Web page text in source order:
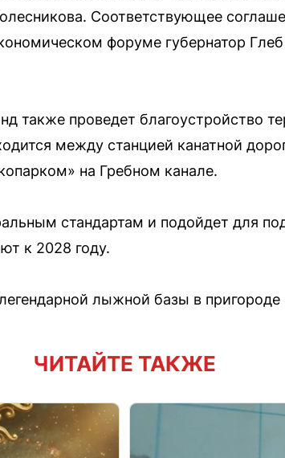
Соответствующее
форуме губернатор
также проведет благоустройство
между станцией канатной
на Гребном канале.
стандартам и подойдет для
к 2028 году.
лыжной базы в
ЧИТАЙТЕ ТАКЖЕ